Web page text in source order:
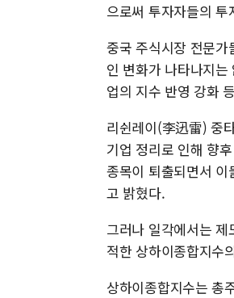
으로써 투자자들의
중국 주식시장 전문
인 변화가 나타나지
업의 지수 반영 강화
리쉰레이(李迅雷) 중
기업 정리로 인해 향
종목이 퇴출되면서
고 밝혔다.
그러나 일각에서는
적한 상하이종합지수
상하이종합지수는 총